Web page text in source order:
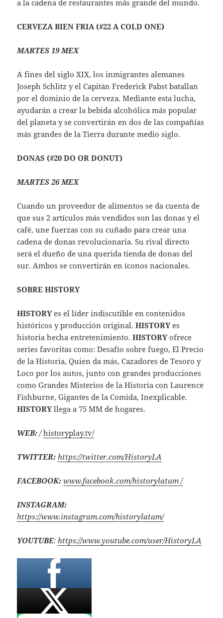
a la cadena de restaurantes más grande del mundo.
CERVEZA BIEN FRIA (#22 A COLD ONE)
MARTES 19 MEX
A fines del siglo XIX, los inmigrantes alemanes
Joseph Schlitz y el Capitán Frederick Pabst batallan
por el dominio de la cerveza. Mediante esta lucha,
ayudarán a crear la bebida alcohólica más popular
del planeta y se convertirán en dos de las compañías
más grandes de la Tierra durante medio siglo.
DONAS (#20 DO OR DONUT)
MARTES 26 MEX
Cuando un proveedor de alimentos se da cuenta de
que sus 2 artículos más vendidos son las donas y el
café, une fuerzas con su cuñado para crear una
cadena de donas revolucionaria. Su rival directo
será el dueño de una querida tienda de donas del
sur. Ambos se convertirán en íconos nacionales.
SOBRE HISTORY
HISTORYes el líder indiscutible en contenidos
históricos y producción original.HISTORYes
historia hecha entretenimiento.HISTORYofrece
series favoritas como: Desafío sobre fuego, El Precio
de la Historia, Quien da más, Cazadores de Tesoro y
Loco por los autos, junto con grandes producciones
como Grandes Misterios de la Historia con Laurence
Fishburne, Gigantes de la Comida, Inexplicable.
HISTORYllega a 75 MM de hogares.
WEB: /historyplay.tv/
TWITTER: https://twitter.com/HistoryLA
FACEBOOK:www.facebook.com/historylatam /
INSTAGRAM:
https://www.instagram.com/historylatam/
YOUTUBE: https://www.youtube.com/user/HistoryLA